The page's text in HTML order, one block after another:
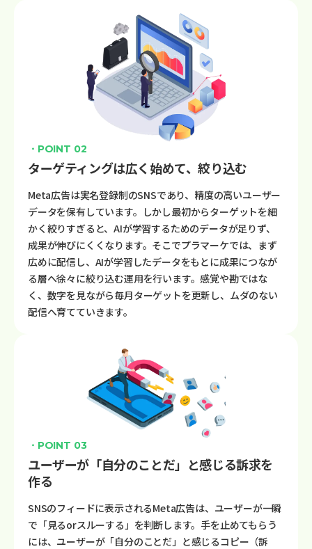
・POINT 02
ターゲティングは広く始めて、絞り込む
Meta広告は実名登録制のSNSであり、精度の高いユーザー
データを保有しています。しかし最初からターゲットを細
かく絞りすぎると、AIが学習するためのデータが足りず、
成果が伸びにくくなります。そこでプラマーケでは、まず
広めに配信し、AIが学習したデータをもとに成果につなが
る層へ徐々に絞り込む運用を行います。感覚や勘ではな
く、数字を見ながら毎月ターゲットを更新し、ムダのない
配信へ育てていきます。
・POINT 03
ユーザーが「自分のことだ」と感じる訴求を
作る
SNSのフィードに表示されるMeta広告は、ユーザーが一瞬
で「見るorスルーする」を判断します。手を止めてもらう
には、ユーザーが「自分のことだ」と感じるコピー（訴